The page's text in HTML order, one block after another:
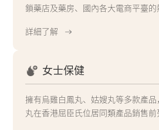
鎖藥店及藥房、國內各大電商平臺的
詳細了解
女士保健
擁有烏雞白鳳丸、姑嫂丸等多款產品
丸在香港屈臣氏位居同類產品銷售前